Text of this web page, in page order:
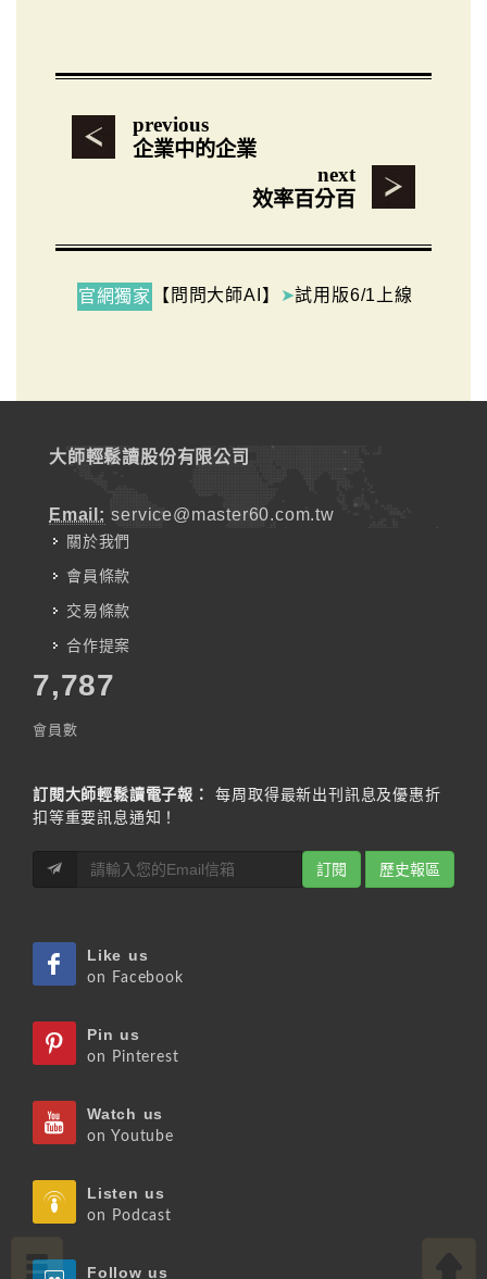
previous
企業中的企業
next
效率百分百
官網獨家 【問問大師AI】 ➤試用版6/1上線
大師輕鬆讀股份有限公司
Email: service@master60.com.tw
關於我們
會員條款
交易條款
合作提案
7,787
會員數
訂閱大師輕鬆讀電子報：
每周取得最新出刊訊息及優惠折
扣等重要訊息通知！
訂閱 歷史報區
Like us
on Facebook
Pin us
on Pinterest
Watch us
on Youtube
Listen us
on Podcast
Follow us